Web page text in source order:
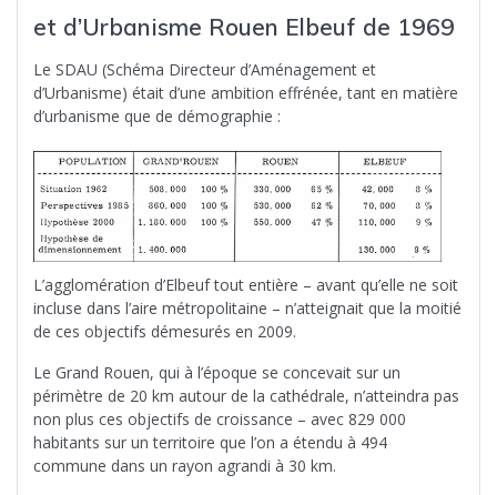
et d’Urbanisme Rouen Elbeuf de 1969
Le SDAU (Schéma Directeur d’Aménagement et
d’Urbanisme) était d’une ambition effrénée, tant en matière
d’urbanisme que de démographie :
L’agglomération d’Elbeuf tout entière – avant qu’elle ne soit
incluse dans l’aire métropolitaine – n’atteignait que la moitié
de ces objectifs démesurés en 2009.
Le Grand Rouen, qui à l’époque se concevait sur un
périmètre de 20 km autour de la cathédrale, n’atteindra pas
non plus ces objectifs de croissance – avec 829 000
habitants sur un territoire que l’on a étendu à 494
commune dans un rayon agrandi à 30 km.